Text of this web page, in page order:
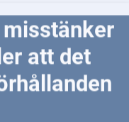
att det
misstänker att någon